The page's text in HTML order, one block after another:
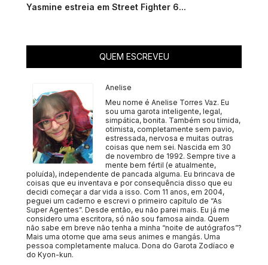
Yasmine estreia em Street Fighter 6...
QUEM ESCREVEU
Anelise
Meu nome é Anelise Torres Vaz. Eu
sou uma garota inteligente, legal,
simpática, bonita. Também sou tímida,
otimista, completamente sem pavio,
estressada, nervosa e muitas outras
coisas que nem sei. Nascida em 30
de novembro de 1992. Sempre tive a
mente bem fértil (e atualmente,
poluída), independente de pancada alguma. Eu brincava de
coisas que eu inventava e por consequência disso que eu
decidi começar a dar vida a isso. Com 11 anos, em 2004,
peguei um caderno e escrevi o primeiro capítulo de “As
Super Agentes”. Desde então, eu não parei mais. Eu já me
considero uma escritora, só não sou famosa ainda. Quem
não sabe em breve não tenha a minha “noite de autógrafos”?
Mais uma otome que ama seus animes e mangás. Uma
pessoa completamente maluca. Dona do Garota Zodíaco e
do Kyon-kun.